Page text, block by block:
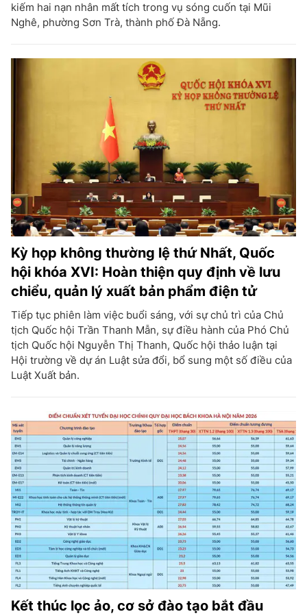
kiếm hai nạn nhân mất tích trong vụ sóng cuốn tại Mũi
Nghê, phường Sơn Trà, thành phố Đà Nẵng.
Kỳ họp không thường lệ thứ Nhất, Quốc
hội khóa XVI: Hoàn thiện quy định về lưu
chiểu, quản lý xuất bản phẩm điện tử
Tiếp tục phiên làm việc buổi sáng, với sự chủ trì của Chủ
tịch Quốc hội Trần Thanh Mẫn, sự điều hành của Phó Chủ
tịch Quốc hội Nguyễn Thị Thanh, Quốc hội thảo luận tại
Hội trường về dự án Luật sửa đổi, bổ sung một số điều của
Luật Xuất bản.
Kết thúc lọc ảo, cơ sở đào tạo bắt đầu